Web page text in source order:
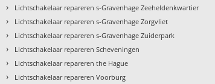
› Lichtschakelaar repareren s-Gravenhage Zeeheldenkwartier
› Lichtschakelaar repareren s-Gravenhage Zorgvliet
› Lichtschakelaar repareren s-Gravenhage Zuiderpark
› Lichtschakelaar repareren Scheveningen
› Lichtschakelaar repareren the Hague
› Lichtschakelaar repareren Voorburg